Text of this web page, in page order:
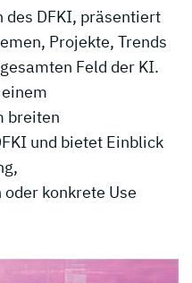
des DFKI, präsentiert
Projekte, Trends
Feld der KI.
breiten
und bietet Einblick
konkrete Use